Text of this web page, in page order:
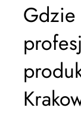
Gdzie